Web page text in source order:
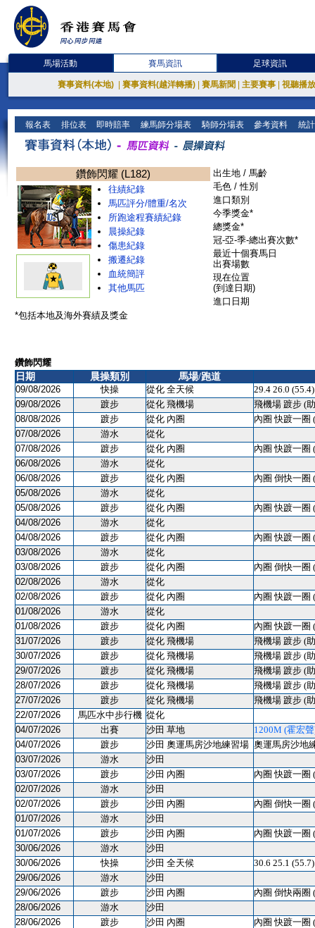
馬場活動 賽馬資訊 足球資訊
賽事資料(本地) 賽事資料(越洋轉播) 賽馬新聞 主要賽事 視聽播
報名表 排位表 即時賠率 練馬師分場表 騎師分場表 參考資料 統
鑽飾閃耀 (L182)
往績紀錄
馬匹評分/體重/名次
所跑途程賽績紀錄
晨操紀錄
傷患紀錄
搬遷紀錄
血統簡評
其他馬匹
出生地 / 馬齡
毛色 / 性別
進口類別
今季獎金*
總獎金*
冠-亞-季-總出賽次數*
最近十個賽馬日
出賽場數
現在位置
(到達日期)
進口日期
*包括本地及海外賽績及獎金
鑽飾閃耀
日期
晨操類別
馬場/跑道
09/08/2026
快操 從化 全天候
29.4 26.0
09/08/2026
踱步 從化 飛機場
飛機場 踱步 (
08/08/2026
踱步 從化 內圈
內圈 快踱一圈
07/08/2026
游水
從化
07/08/2026
踱步 從化 內圈
內圈 快踱一圈
06/08/2026
游水
從化
06/08/2026
踱步 從化 內圈
內圈 倒快一圈
05/08/2026
游水
從化
05/08/2026
踱步 從化 內圈
內圈 快踱一圈
04/08/2026
游水
從化
04/08/2026
踱步 從化 內圈
內圈 快踱一圈
03/08/2026
游水
從化
03/08/2026
踱步 從化 內圈
內圈 倒快一圈
02/08/2026
游水
從化
02/08/2026
踱步 從化 內圈
內圈 快踱一圈
01/08/2026
游水
從化
01/08/2026
踱步 從化 內圈
內圈 快踱一圈
31/07/2026
踱步 從化 飛機場
飛機場 踱步 (
30/07/2026
踱步 從化 飛機場
飛機場 踱步 (
29/07/2026
踱步 從化 飛機場
飛機場 踱步 (
28/07/2026
踱步 從化 飛機場
飛機場 踱步 (
27/07/2026
踱步 從化 飛機場
飛機場 踱步 (
22/07/2026
馬匹水中步行機 從化
04/07/2026
出賽 沙田 草地
1200M (霍宏
04/07/2026
踱步 沙田 奧運馬房沙地練習場 奧運馬房沙地
03/07/2026
游水
沙田
03/07/2026
踱步 沙田 內圈
內圈 快踱一圈
02/07/2026
游水
沙田
02/07/2026
踱步 沙田 內圈
內圈 倒快一圈
01/07/2026
游水
沙田
01/07/2026
踱步 沙田 內圈
內圈 快踱一圈
30/06/2026
游水
沙田
30/06/2026
快操 沙田 全天候
30.6 25.1
29/06/2026
游水
沙田
29/06/2026
踱步 沙田 內圈
內圈 倒快兩圈
28/06/2026
游水
沙田
28/06/2026
踱步 沙田 內圈
內圈 快踱一圈